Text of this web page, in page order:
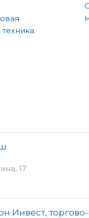
17
Инвест,